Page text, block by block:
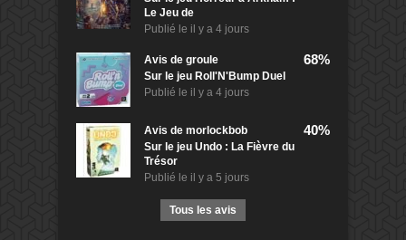
Le Jeu de
Publié le il y a 4 jours
Avis de groule
Sur le jeu Roll'N'Bump Duel
Publié le il y a 4 jours
68%
Avis de morlockbob
Sur le jeu Undo : La Fièvre du
Trésor
Publié le il y a 5 jours
40%
Tous les avis